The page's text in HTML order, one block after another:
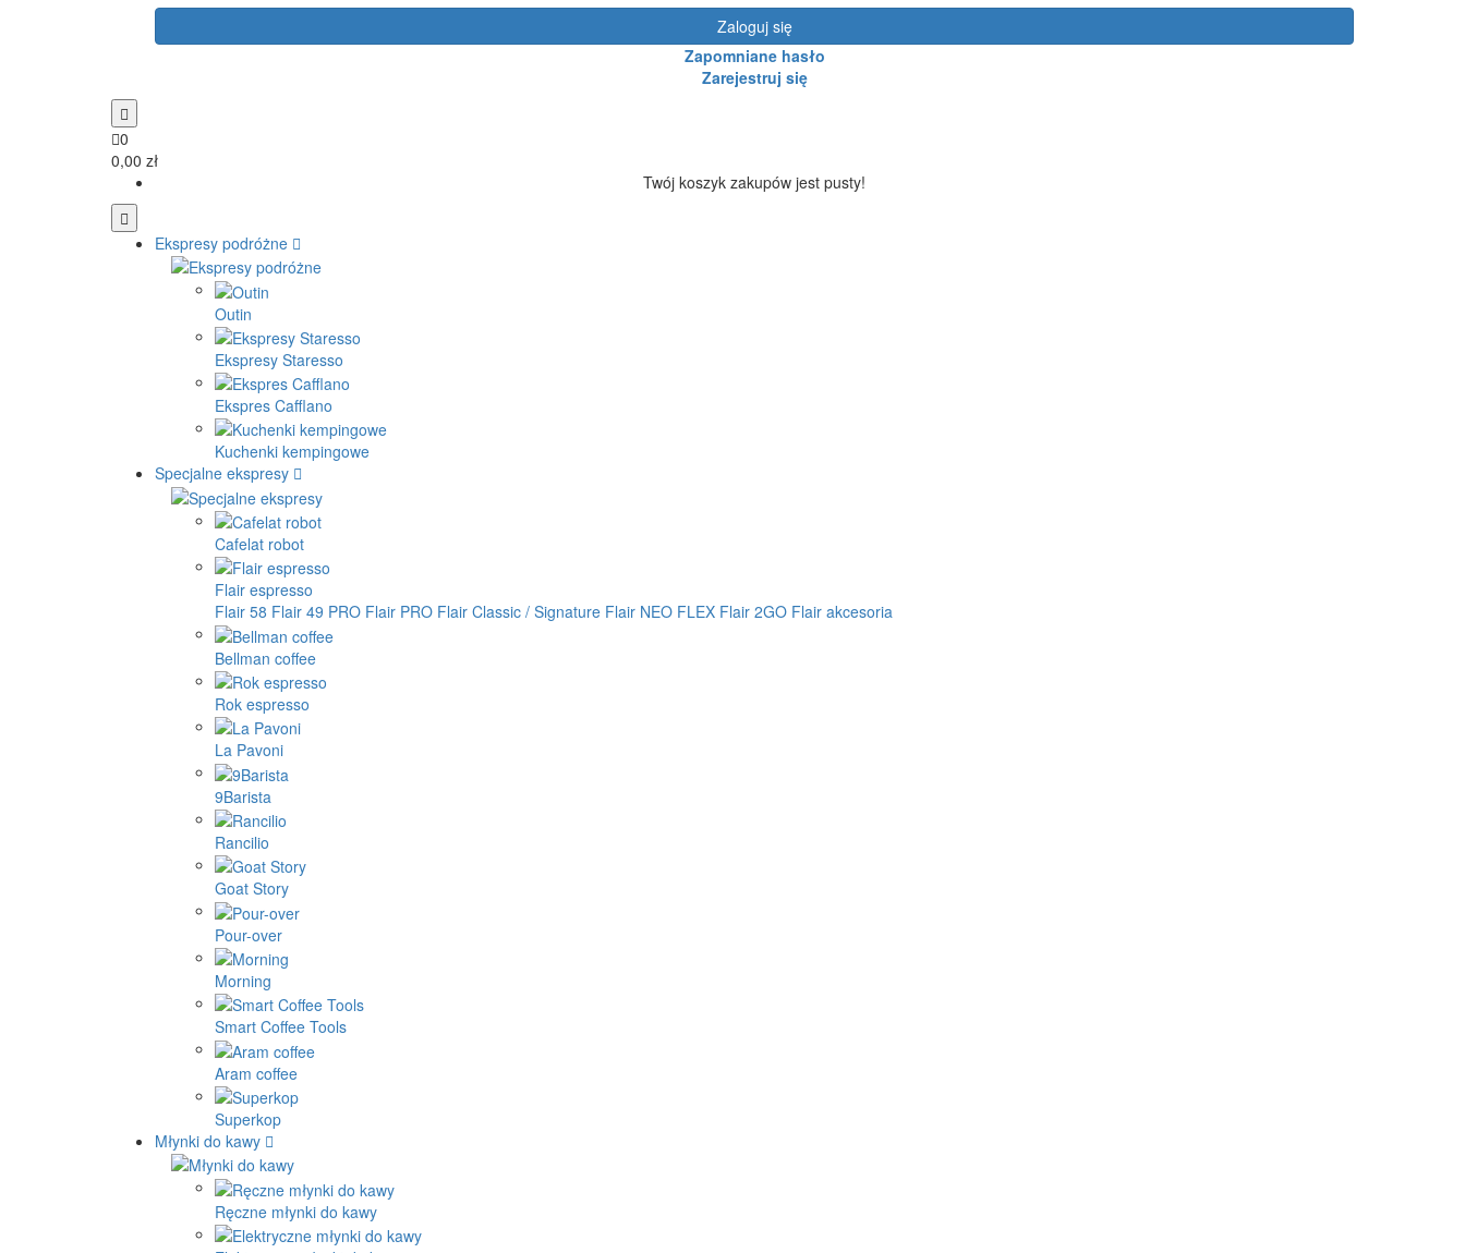
Zaloguj się
Zapomniane hasło
Zarejestruj się
0
0,00 zł
Twój koszyk zakupów jest pusty!
Ekspresy podróżne
Outin
Ekspresy Staresso
Ekspres Cafflano
Kuchenki kempingowe
Specjalne ekspresy
Cafelat robot
Flair espresso
Flair 58 Flair 49 PRO Flair PRO Flair Classic / Signature Flair NEO FLEX Flair 2GO Flair akcesoria
Bellman coffee
Rok espresso
La Pavoni
9Barista
Rancilio
Goat Story
Pour-over
Morning
Smart Coffee Tools
Aram coffee
Superkop
Młynki do kawy
Ręczne młynki do kawy